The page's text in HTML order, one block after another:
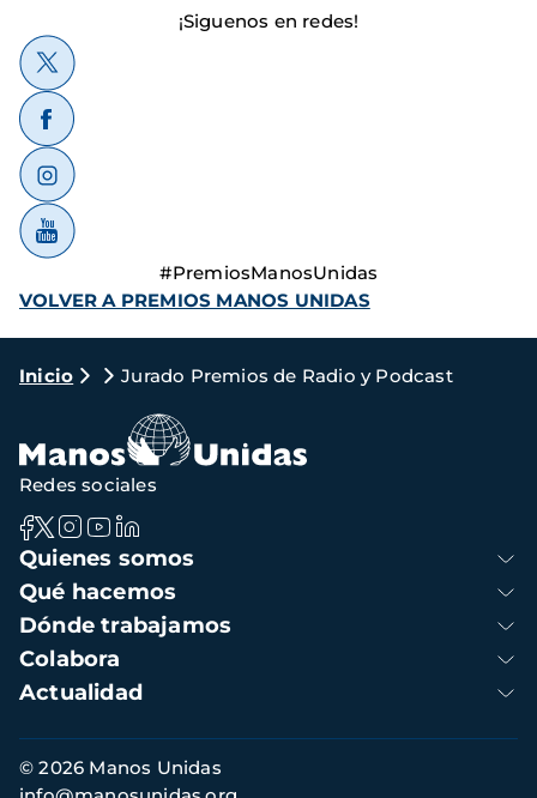
¡Siguenos en redes!
#PremiosManosUnidas
VOLVER A PREMIOS MANOS UNIDAS
Ruta
navegación
Inicio Jurado Premios de Radio y Podcast
Navegación
principal
Quienes somos
Qué hacemos
Dónde trabajamos
Colabora
Actualidad
Redes sociales
Información
de
© 2026 Manos Unidas